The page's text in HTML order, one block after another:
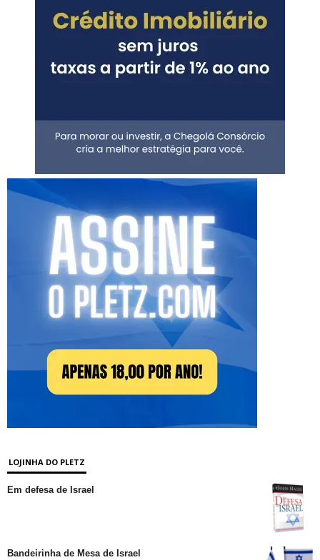
LOJINHA DO PLETZ
Em defesa de Israel
Bandeirinha de Mesa de Israel